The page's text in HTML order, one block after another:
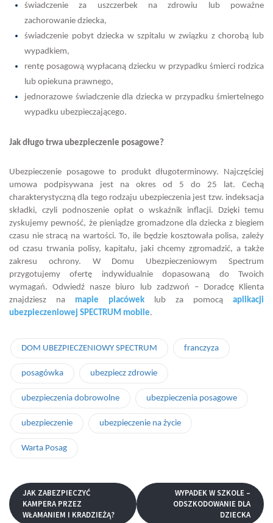
świadczenie za uszczerbek na zdrowiu lub poważne
zachorowanie dziecka,
świadczenie pobyt dziecka w szpitalu w związku z chorobą lub
wypadkiem,
rentę posagową wypłacaną dziecku w przypadku śmierci rodzica
lub opiekuna prawnego,
jednorazowe świadczenie dla dziecka w przypadku śmiertelnego
wypadku ubezpieczającego.
Jak długo trwa ubezpieczenie posagowe?
Ubezpieczenie posagowe to produkt długoterminowy. Najczęściej
umowa podpisywana jest na okres od 5 do 25 lat. Cechą
charakterystyczną dla tego rodzaju ubezpieczenia jest tzw. indeksacja
składki, czyli podnoszenie opłat o wskaźnik inflacji. Dzięki temu
zyskujemy pewność, że pieniądze gromadzone dla dziecka z biegiem
czasu nie stracą na wartości. To, ile będzie kosztowała polisa, zależy
od czasu trwania polisy, kapitału, jaki chcemy zgromadzić, a także
zakresu ochrony. W Domu Ubezpieczeniowym Spectrum
przygotujemy ofertę indywidualnie dopasowaną do Twoich
wymagań. Odwiedź nasze biuro lub zadzwoń – Doradcę Klienta
znajdziesz na mapie placówek lub za pomocą aplikacji
ubezpieczeniowej SPECTRUM mobile.
DOM UBEZPIECZENIOWY SPECTRUM franczyza
posagówka ubezpiecz zdrowie
ubezpieczenia dobrowolne ubezpieczenia posagowe
ubezpieczenie ubezpieczenie na życie
Warta Posag
JAK ZABEZPIECZYĆ
KAMPERA PRZEZ
WŁAMANIEM I KRADZIEŻĄ?
WYPADEK W SZKOLE –
ODSZKODOWANIE DLA
DZIECKA